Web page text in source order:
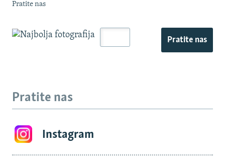
Pratite nas
Pratite nas
Pratite nas
Instagram